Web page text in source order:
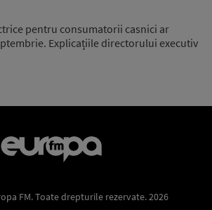
pentru consumatorii casnici ar
Explicațiile directorului executiv
FM. Toate drepturile rezervate. 2026